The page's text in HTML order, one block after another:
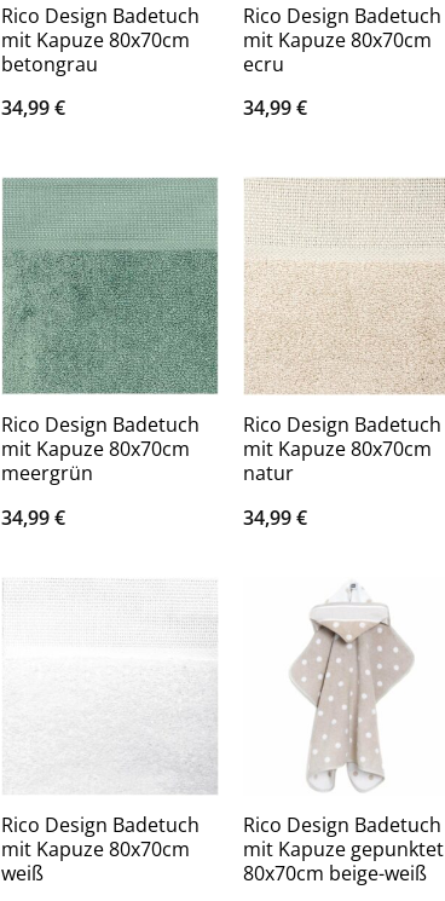
Rico Design Badetuch
mit Kapuze 80x70cm
betongrau
34,99€
Rico Design Badetuch
mit Kapuze 80x70cm
ecru
34,99€
Rico Design Badetuch
mit Kapuze 80x70cm
meergrün
34,99€
Rico Design Badetuch
mit Kapuze 80x70cm
natur
34,99€
Rico Design Badetuch
mit Kapuze 80x70cm
weiß
Rico Design Badetuch
mit Kapuze gepunktet
80x70cm beige-weiß